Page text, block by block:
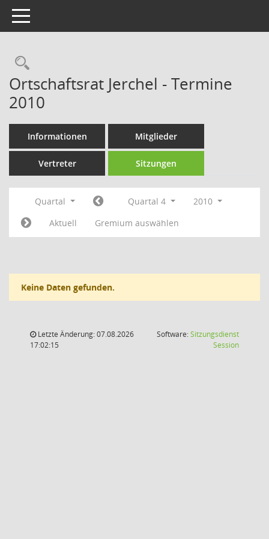
Toggle navigation
Rechercheauswahl
Ortschaftsrat Jerchel - Termine
2010
Informationen Mitglieder
Vertreter Sitzungen
Quartal Quartal 4
2010
Aktuell
Gremium auswählen
Keine Daten gefunden.
Letzte Änderung: 07.08.2026
17:02:15
Software:Sitzungsdienst
Session(Wird in